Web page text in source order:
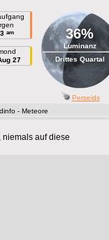
am
27
36%
Luminanz
Drittes Quartal
Perseids
- Meteore
auf diese